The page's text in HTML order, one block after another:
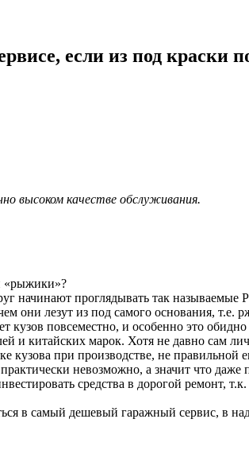
если из под краски
высоком качестве обслуживания.
«рыжики»?
начинают проглядывать так
они лезут из под самого основания, т.е.
повсеместно, и особенно это
и китайских марок. Хотя не давно сам
при производстве, не правильной
невозможно, а значит что даже
средства в дорогой ремонт,
в самый дешевый гаражный сервис, в